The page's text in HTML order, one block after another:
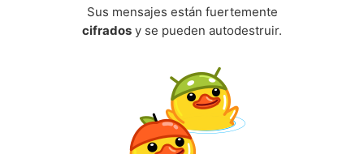
Sus mensajes están fuertemente
cifrados y se pueden autodestruir.